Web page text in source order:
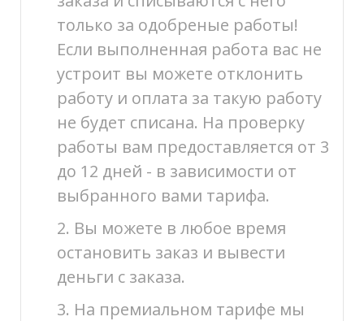
только за одобреные работы!
Если выполненная работа вас не
устроит вы можете отклонить
работу и оплата за такую работу
не будет списана. На проверку
работы вам предоставляется от 3
до 12 дней - в зависимости от
выбранного вами тарифа.
2. Вы можете в любое время
остановить заказ и вывести
деньги с заказа.
3. На премиальном тарифе мы